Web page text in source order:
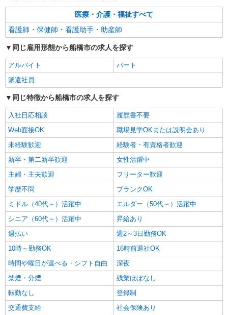
医療・介護・福祉すべて
看護師・保健師・看護助手・助産師
同じ雇用形態から船橋市の求人を探す
アルバイト
パート
派遣社員
同じ特徴から船橋市の求人を探す
入社日応相談
履歴書不要
Web面接OK
職場見学OKまたは説明会あり
未経験歓迎
経験者・有資格者歓迎
新卒・第二新卒歓迎
女性活躍中
主婦・主夫歓迎
フリーター歓迎
学歴不問
ブランクOK
ミドル（40代～）活躍中
エルダー（50代～）活躍中
シニア（60代～）活躍中
昇給あり
週払い
週2～3日勤務OK
10時～勤務OK
16時前退社OK
時間や曜日が選べる・シフト自由
深夜
禁煙・分煙
残業ほぼなし
転勤なし
登録制
交通費支給
社会保険あり